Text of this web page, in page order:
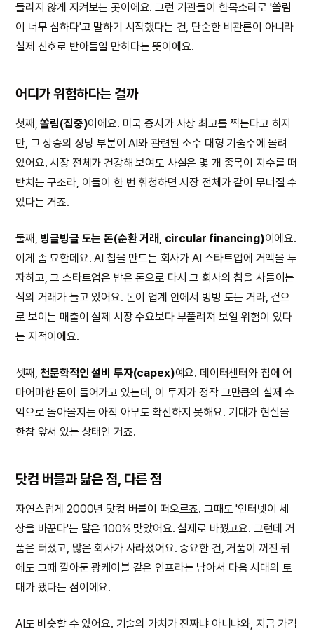
들리지 않게 지켜보는 곳이에요. 그런 기관들이 한목소리로 '쏠림
이 너무 심하다'고 말하기 시작했다는 건, 단순한 비관론이 아니라
실제 신호로 받아들일 만하다는 뜻이에요.
어디가 위험하다는 걸까
첫째,쏠림(집중)이에요. 미국 증시가 사상 최고를 찍는다고 하지
만, 그 상승의 상당 부분이 AI와 관련된 소수 대형 기술주에 몰려
있어요. 시장 전체가 건강해 보여도 사실은 몇 개 종목이 지수를 떠
받치는 구조라, 이들이 한 번 휘청하면 시장 전체가 같이 무너질 수
있다는 거죠.
둘째, 빙글빙글 도는 돈(순환 거래, circular financing)이에요.
이게 좀 묘한데요. AI 칩을 만드는 회사가 AI 스타트업에 거액을 투
자하고, 그 스타트업은 받은 돈으로 다시 그 회사의 칩을 사들이는
식의 거래가 늘고 있어요. 돈이 업계 안에서 빙빙 도는 거라, 겉으
로 보이는 매출이 실제 시장 수요보다 부풀려져 보일 위험이 있다
는 지적이에요.
셋째,천문학적인 설비 투자(capex)예요. 데이터센터와 칩에 어
마어마한 돈이 들어가고 있는데, 이 투자가 정작 그만큼의 실제 수
익으로 돌아올지는 아직 아무도 확신하지 못해요. 기대가 현실을
한참 앞서 있는 상태인 거죠.
닷컴 버블과 닮은 점, 다른 점
자연스럽게 2000년 닷컴 버블이 떠오르죠. 그때도 '인터넷이 세
상을 바꾼다'는 말은 100% 맞았어요. 실제로 바꿨고요. 그런데 거
품은 터졌고, 많은 회사가 사라졌어요. 중요한 건, 거품이 꺼진 뒤
에도 그때 깔아둔 광케이블 같은 인프라는 남아서 다음 시대의 토
대가 됐다는 점이에요.
AI도 비슷할 수 있어요. 기술의 가치가 진짜냐 아니냐와, 지금 가격